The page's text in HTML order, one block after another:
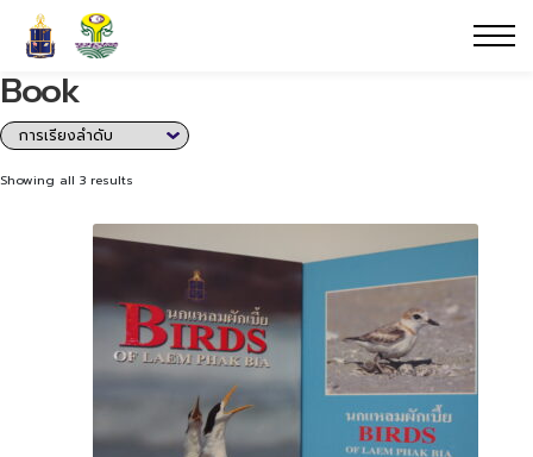
Book
Showing all 3 results